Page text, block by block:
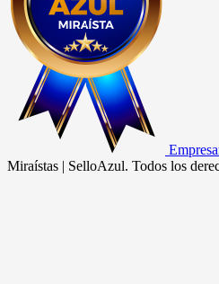
Miraístas | SelloAzul. Todos los